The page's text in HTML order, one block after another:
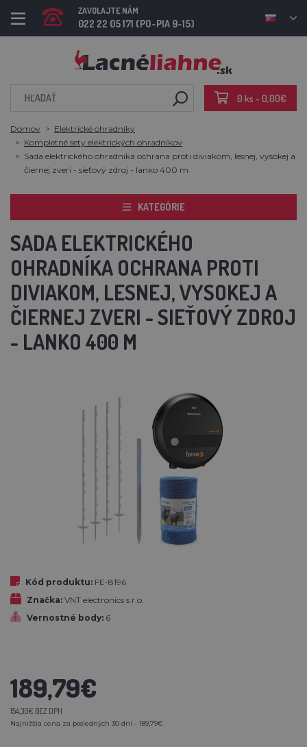
ZAVOLAJTE NÁM
022 22 05 171 (PO-PIA 9-15)
0 ks - 0,00€
Domov
Elektrické ohradníky
Kompletné sety elektrických ohradníkov
Sada elektrického ohradníka ochrana proti diviakom, lesnej, vysokej a
čiernej zveri - sieťový zdroj - lanko 400 m
KATEGÓRIE
SADA ELEKTRICKÉHO
OHRADNÍKA OCHRANA PROTI
DIVIAKOM, LESNEJ, VYSOKEJ A
ČIERNEJ ZVERI - SIEŤOVÝ ZDROJ
- LANKO 400 M
Kód produktu: FE-8196
Značka: VNT electronics s.r.o.
Vernostné body: 6
189,79€
154,30€ BEZ DPH
Najnižšia cena za posledných 30 dní - 189,79€